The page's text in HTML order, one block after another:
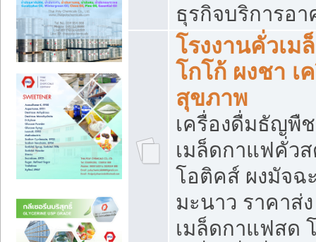
ธุรกิจบริการอ
โรงงานคั่วเม
โกโก้ ผงชา เ
สุขภาพ
เครื่องดื่มธัญพื
เมล็ดกาแฟคั่ว
โอติคส์ ผงมัจฉ
มะนาว ราคาส่
เมล็ดกาแฟสด